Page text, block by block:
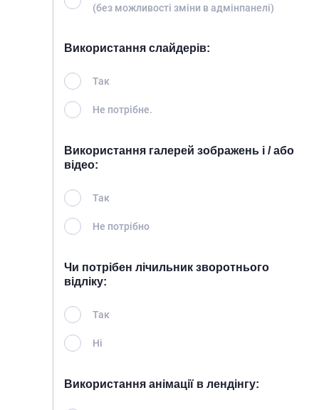
(без можливості зміни в адмінпанелі)
Використання слайдерів:
Так
Не потрібне.
Використання галерей зображень і / або
відео:
Так
Не потрібно
Чи потрібен лічильник зворотнього
відліку:
Так
Ні
Використання анімації в лендінгу: